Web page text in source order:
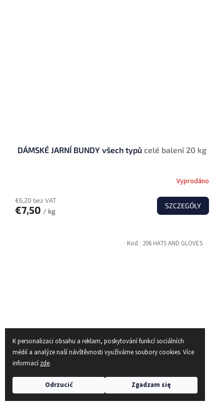
K personalizaci obsahu a reklam, poskytování funkcí sociálních
médií a analýze naší návštěvnosti využíváme soubory cookies. Více
informacízde.
Odrzucić Zgadzam się
DÁMSKÉ JARNÍ BUNDY všech typů celé balení 20 kg
Vyprodáno
€6,20 bez VAT
€7,50 / kg
SZCZEGÓŁY
Kod : 206 HATS AND GLOVES